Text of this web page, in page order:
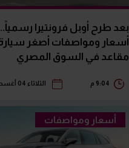
بعد طرح أوبل فرونتيرا رسمياً..
مقاعد في السوق المصري
9:04 م الثلاثاء 04 أغسطس 2026
أسعار ومواصفات